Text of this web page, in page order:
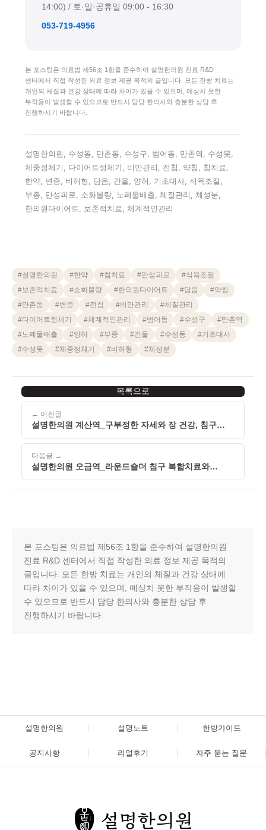
14:00) / 토·일·공휴일 09:00 - 16:30
053-719-4956
본 포스팅은 의료법 제56조 1항을 준수하여 설명한의원 진료 R&D
센터에서 직접 작성한 의료 정보 제공 목적의 글입니다. 모든 한방 치료는
개인의 체질과 건강 상태에 따라 차이가 있을 수 있으며, 예상치 못한
부작용이 발생할 수 있으므로 반드시 담당 한의사와 충분한 상담 후
진행하시기 바랍니다.
설명한의원, 수성동, 만촌동, 수성구, 범어동, 만촌역, 수성못,
체중정체기, 다이어트정체기, 비만관리, 전침, 약침, 침치료,
한약, 변증, 비허형, 담음, 간울, 양허, 기초대사, 식욕조절,
부종, 만성피로, 소화불량, 노폐물배출, 체질관리, 체성분,
한의원다이어트, 보존적치료, 체계적인관리
#설명한의원 #한약 #침치료 #만성피로 #식욕조절
#보존적치료 #소화불량 #한의원다이어트 #담음 #약침
#만촌동 #변증 #전침 #비만관리 #체질관리
#다이어트정체기 #체계적인관리 #범어동 #수성구 #만촌역
#노폐물배출 #양허 #부종 #간울 #수성동 #기초대사
#수성못 #체중정체기 #비허형 #체성분
← 이전글
설명한의원 계산역_구부정한 자세와 장 건강, 침구
치료로 살펴보다
목록으로
다음글 →
설명한의원 오금역_라운드숄더 침구 복합치료와
교감신경
본 포스팅은 의료법 제56조 1항을 준수하여 설명한의원
진료 R&D 센터에서 직접 작성한 의료 정보 제공 목적의
글입니다. 모든 한방 치료는 개인의 체질과 건강 상태에
따라 차이가 있을 수 있으며, 예상치 못한 부작용이 발생할
수 있으므로 반드시 담당 한의사와 충분한 상담 후
진행하시기 바랍니다.
설명한의원 설명노트 한방가이드
공지사항 리얼후기 자주 묻는 질문